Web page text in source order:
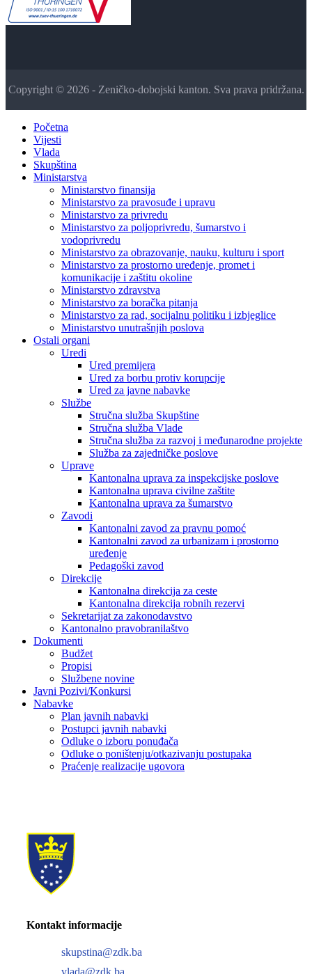
Copyright © 2026 - Zeničko-dobojski kanton. Sva prava pridržana.
Početna
Vijesti
Vlada
Skupština
Ministarstva
Ministarstvo finansija
Ministarstvo za pravosuđe i upravu
Ministarstvo za privredu
Ministarstvo za poljoprivredu, šumarstvo i
vodoprivredu
Ministarstvo za obrazovanje, nauku, kulturu i sport
Ministarstvo za prostorno uređenje, promet i
komunikacije i zaštitu okoline
Ministarstvo zdravstva
Ministarstvo za boračka pitanja
Ministarstvo za rad, socijalnu politiku i izbjeglice
Ministarstvo unutrašnjih poslova
Ostali organi
Uredi
Ured premijera
Ured za borbu protiv korupcije
Ured za javne nabavke
Službe
Stručna služba Skupštine
Stručna služba Vlade
Stručna služba za razvoj i međunarodne projekte
Služba za zajedničke poslove
Uprave
Kantonalna uprava za inspekcijske poslove
Kantonalna uprava civilne zaštite
Kantonalna uprava za šumarstvo
Zavodi
Kantonalni zavod za pravnu pomoć
Kantonalni zavod za urbanizam i prostorno
uređenje
Pedagoški zavod
Direkcije
Kantonalna direkcija za ceste
Kantonalna direkcija robnih rezervi
Sekretarijat za zakonodavstvo
Kantonalno pravobranilaštvo
Dokumenti
Budžet
Propisi
Službene novine
Javni Pozivi/Konkursi
Nabavke
Plan javnih nabavki
Postupci javnih nabavki
Odluke o izboru ponuđača
Odluke o poništenju/otkazivanju postupaka
Praćenje realizacije ugovora
Kontakt informacije
skupstina@zdk.ba